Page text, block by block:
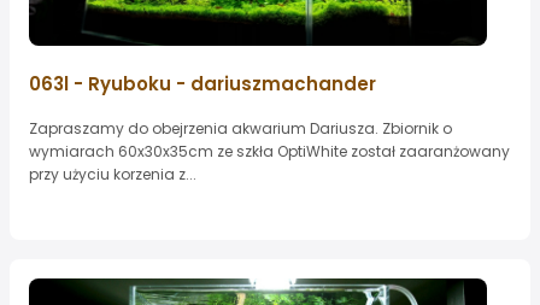
063l - Ryuboku - dariuszmachander
Zapraszamy do obejrzenia akwarium Dariusza. Zbiornik o
wymiarach 60x30x35cm ze szkła OptiWhite został zaaranżowany
przy użyciu korzenia z...